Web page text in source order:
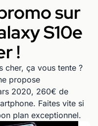
sur
S10e
!
cher, ça vous tente ?
propose
2020, 260€ de
Faites vite si
plan exceptionnel.